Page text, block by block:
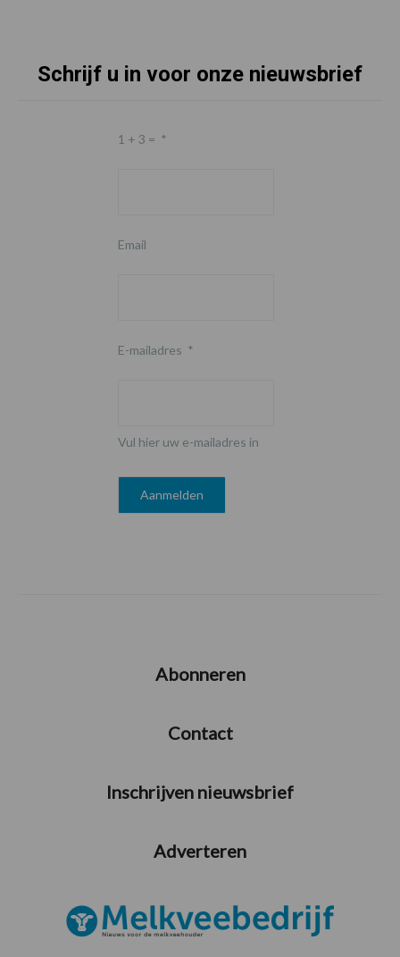
Schrijf u in voor onze nieuwsbrief
1 + 3 = *
Email
E-mailadres *
Vul hier uw e-mailadres in
Abonneren
Contact
Inschrijven nieuwsbrief
Adverteren